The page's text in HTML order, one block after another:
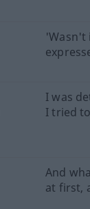
'Wasn't
I was
I tried
And
at first,